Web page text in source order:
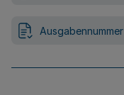
Ausgabennummer